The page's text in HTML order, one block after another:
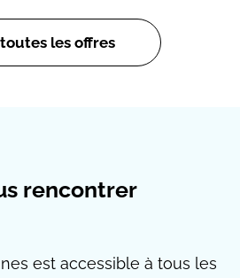
les offres
rencontrer
est accessible à tous les